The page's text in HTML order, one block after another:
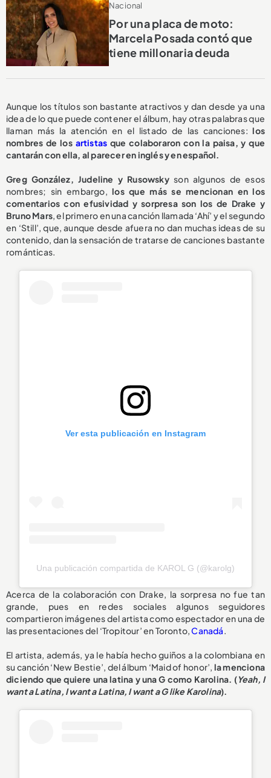
Nacional
Por una placa de moto:
Marcela Posada contó que
tiene millonaria deuda
Aunque los títulos son bastante atractivos y dan desde ya una
idea de lo que puede contener el álbum, hay otras palabras que
llaman más la atención en el listado de las canciones:los
nombres de los artistas que colaboraron con la paisa, y que
cantarán con ella, al parecer en inglés y en español.
Greg González, Judeline y Rusowskyson algunos de esos
nombres; sin embargo,los que más se mencionan en los
comentarios con efusividad y sorpresa son los de Drake y
Bruno Mars, el primero en una canción llamada ‘Ahí’ y el segundo
en ‘Still’, que, aunque desde afuera no dan muchas ideas de su
contenido, dan la sensación de tratarse de canciones bastante
románticas.
Ver esta publicación en Instagram
Una publicación compartida de KAROL G (@karolg)
Acerca de la colaboración con Drake, la sorpresa no fue tan
grande, pues en redes sociales algunos seguidores
compartieron imágenes del artista como espectador en una de
las presentaciones del ‘Tropitour’ en Toronto,Canadá.
El artista, además, ya le había hecho guiños a la colombiana en
su canción ‘New Bestie’, del álbum ‘Maid of honor’, la menciona
diciendo que quiere una latina y una G como Karolina. (Yeah, I
want a Latina, I want a Latina, I want a G like Karolina).